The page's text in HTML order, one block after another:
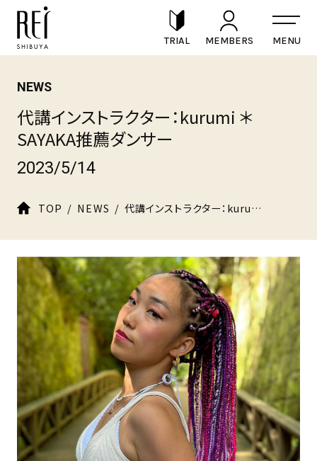
TRIAL MEMBERS
© 2025 REI DANCE COLLECTION Co.,Ltd.
NEWS
代講インストラクター：kurumi ＊
SAYAKA推薦ダンサー
2023/5/14
TOP NEWS 代講インストラクター：kurumi ＊SAYAKA推薦ダンサー